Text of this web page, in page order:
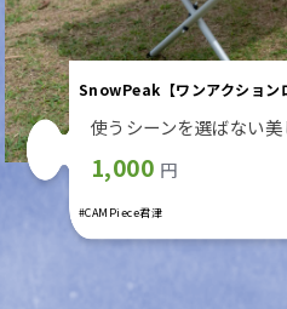
SnowPeak【ワンアクション
使うシーンを選ばない
1,000 円
#CAMPiece君津